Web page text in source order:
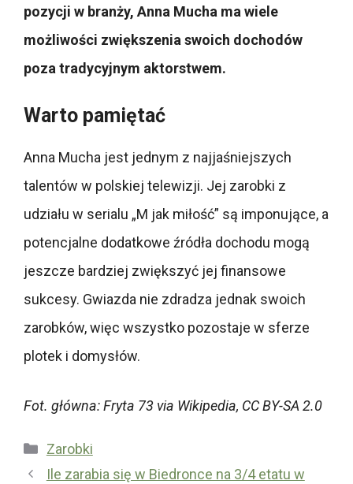
pozycji w branży, Anna Mucha ma wiele
możliwości zwiększenia swoich dochodów
poza tradycyjnym aktorstwem.
Warto pamiętać
Anna Mucha jest jednym z najjaśniejszych
talentów w polskiej telewizji. Jej zarobki z
udziału w serialu „M jak miłość” są imponujące, a
potencjalne dodatkowe źródła dochodu mogą
jeszcze bardziej zwiększyć jej finansowe
sukcesy. Gwiazda nie zdradza jednak swoich
zarobków, więc wszystko pozostaje w sferze
plotek i domysłów.
Fot. główna: Fryta 73 via Wikipedia, CC BY-SA 2.0
Kategorie
Zarobki
Ile zarabia się w Biedronce na 3/4 etatu w